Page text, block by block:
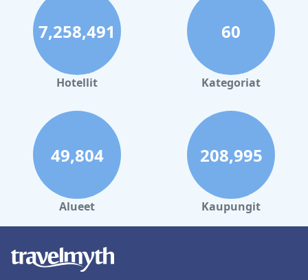
7,258,491
Hotellit
60
Kategoriat
49,804
Alueet
208,995
Kaupungit